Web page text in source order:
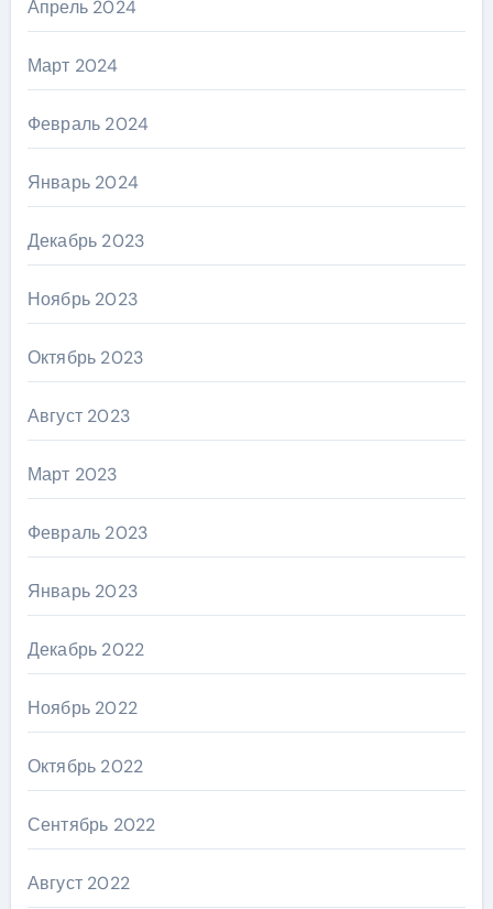
Апрель 2024
Март 2024
Февраль 2024
Январь 2024
Декабрь 2023
Ноябрь 2023
Октябрь 2023
Август 2023
Март 2023
Февраль 2023
Январь 2023
Декабрь 2022
Ноябрь 2022
Октябрь 2022
Сентябрь 2022
Август 2022